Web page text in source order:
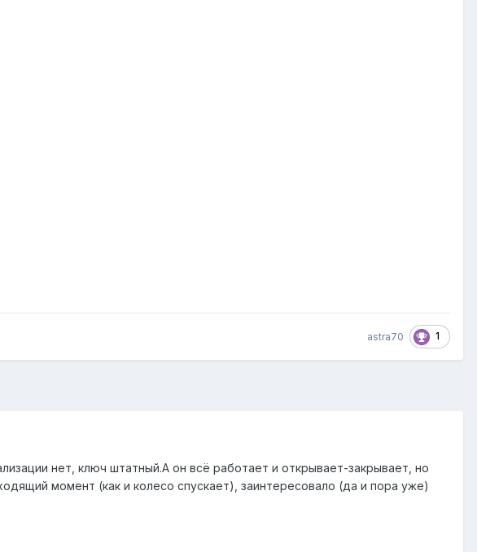
astra70 1
нет, ключ штатный.А он всё работает и открывает-закрывает, но
момент (как и колесо спускает), заинтересовало (да и пора уже)